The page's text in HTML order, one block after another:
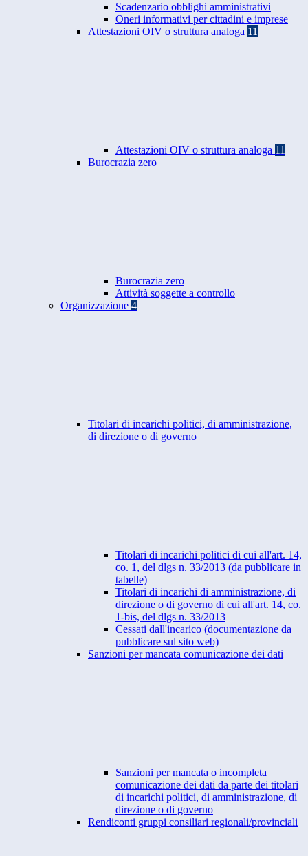
Scadenzario obblighi amministrativi
Oneri informativi per cittadini e imprese
Attestazioni OIV o struttura analoga 11
Attestazioni OIV o struttura analoga 11
Burocrazia zero
Burocrazia zero
Attività soggette a controllo
Organizzazione 4
Titolari di incarichi politici, di amministrazione,
di direzione o di governo
Titolari di incarichi politici di cui all'art. 14,
co. 1, del dlgs n. 33/2013 (da pubblicare in
tabelle)
Titolari di incarichi di amministrazione, di
direzione o di governo di cui all'art. 14, co.
1-bis, del dlgs n. 33/2013
Cessati dall'incarico (documentazione da
pubblicare sul sito web)
Sanzioni per mancata comunicazione dei dati
Sanzioni per mancata o incompleta
comunicazione dei dati da parte dei titolari
di incarichi politici, di amministrazione, di
direzione o di governo
Rendiconti gruppi consiliari regionali/provinciali